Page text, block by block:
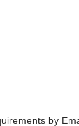
by